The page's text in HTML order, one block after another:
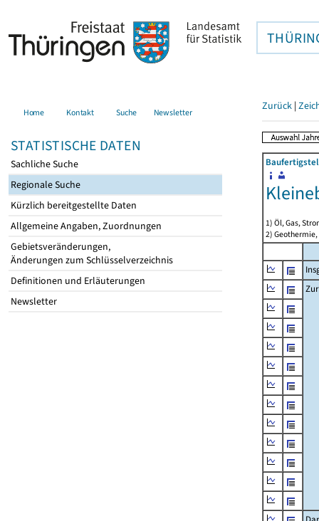
Home Kontakt Suche Newsletter
STATISTISCHE DATEN
Sachliche Suche
Regionale Suche
Kürzlich bereitgestellte Daten
Allgemeine Angaben, Zuordnungen
Gebietsveränderungen,
Änderungen zum Schlüsselverzeichnis
Definitionen und Erläuterungen
Newsletter
Zurück |
1) Öl, Gas,
2)